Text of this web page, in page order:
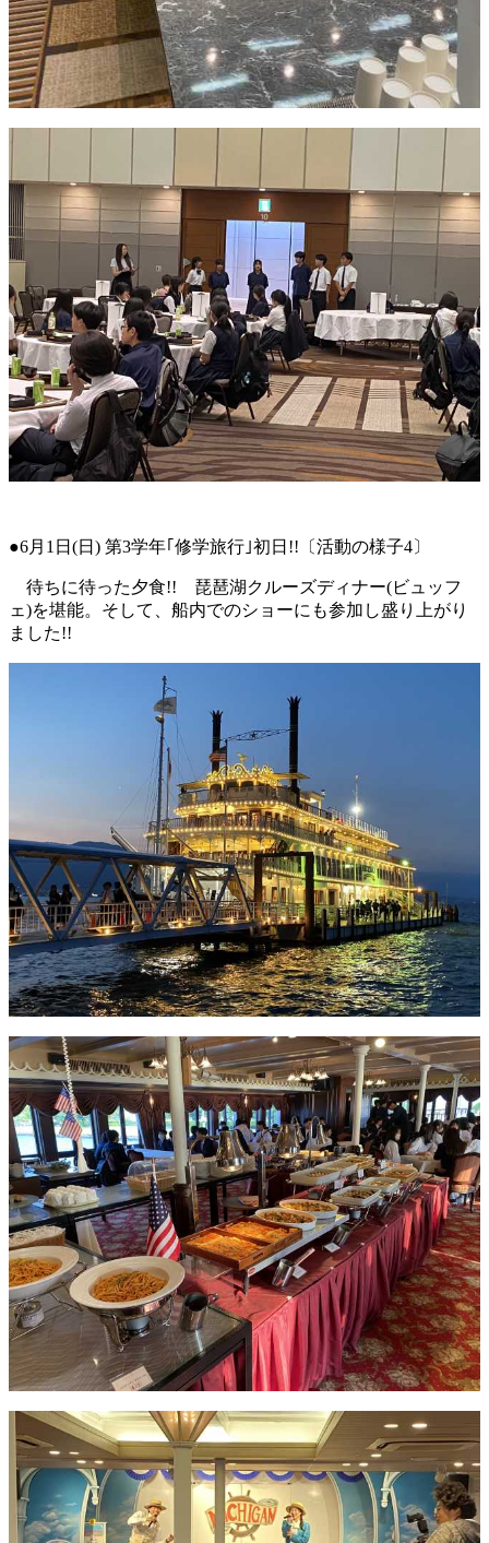
●6月1日(日) 第3学年｢修学旅行｣初日!!〔活動の様子4〕
待ちに待った夕食!! 琵琶湖クルーズディナー(ビュッフ
ェ)を堪能。そして、船内でのショーにも参加し盛り上がり
ました!!